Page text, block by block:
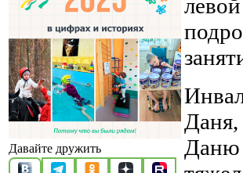
Давайте дружить
Даню